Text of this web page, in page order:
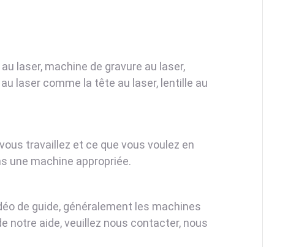
laser, machine de gravure au laser,
laser comme la tête au laser, lentille au
travaillez et ce que vous voulez en
une machine appropriée.
de guide, généralement les machines
notre aide, veuillez nous contacter, nous